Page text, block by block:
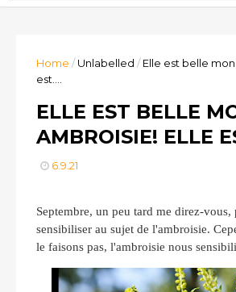
Home /Unlabelled / Elle est belle
est....
ELLE EST BELLE
AMBROISIE! ELLE
6.9.21
Septembre, un peu tard me direz-vous,
sensibiliser au sujet de l'ambroisie.
le faisons pas, l'ambroisie nous